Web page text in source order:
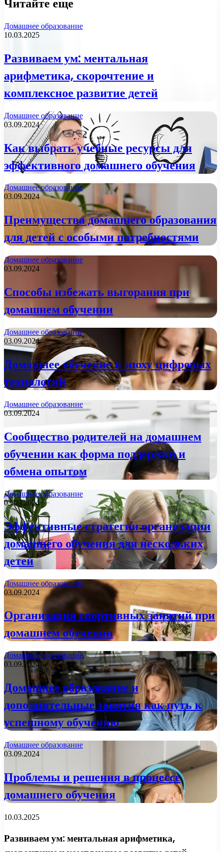
Домашнее образование
10.03.2025
Развиваем ум: ментальная
арифметика, скорочтение и
комплексное развитие детей
Домашнее образование
03.09.2024
Как выбрать учебные ресурсы для
эффективного домашнего обучения
Домашнее образование
03.09.2024
Преимущества домашнего образования
для детей с особыми потребностями
Домашнее образование
03.09.2024
Способы избежать выгорания при
домашнем обучении
Домашнее образование
03.09.2024
Домашнее обучение в эпоху цифровых
технологий
Домашнее образование
03.09.2024
Сообщество родителей на домашнем
обучении как форма поддержки и
обмена опытом
Домашнее образование
03.09.2024
Эффективные стратегии организации
домашнего обучения для нескольких
детей
Домашнее образование
03.09.2024
Организация спортивных занятий при
домашнем обучении
Домашнее образование
03.09.2024
Домашнее образование и
дополнительные занятия как путь к
успешному обучению
Домашнее образование
03.09.2024
Проблемы и решения в процессе
домашнего обучения
10.03.2025
Развиваем ум: ментальная арифметика,